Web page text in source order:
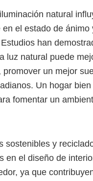
natural
en el estado de ánimo
han
luz natural puede
promover un mejor
Un hogar
fomentar un
sostenibles y
en el diseño de
ya que